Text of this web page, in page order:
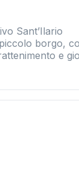
Sant’Ilario
borgo,
e